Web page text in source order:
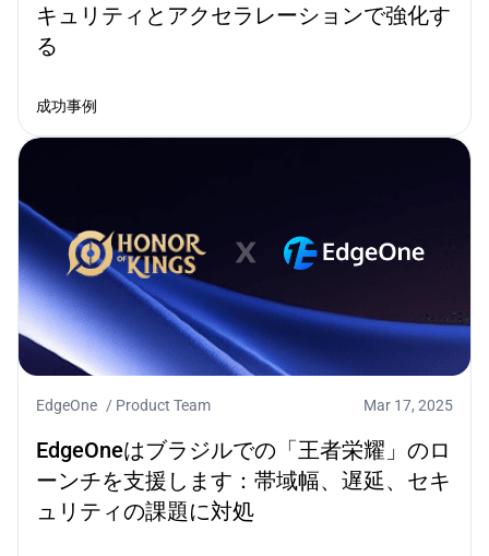
キュリティとアクセラレーションで強化す
る
成功事例
EdgeOne / Product Team Mar 17, 2025
EdgeOneはブラジルでの「王者栄耀」のロ
ーンチを支援します：帯域幅、遅延、セキ
ュリティの課題に対処